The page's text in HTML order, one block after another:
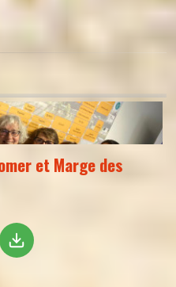
et Marge des